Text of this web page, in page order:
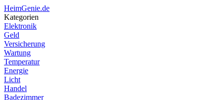
HeimGenie.de
Kategorien
Elektronik
Geld
Versicherung
Wartung
Temperatur
Energie
Licht
Handel
Badezimmer